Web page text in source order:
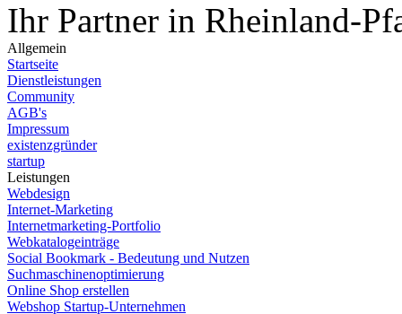
Ihr Partner in Rheinland-
Allgemein
Startseite
Dienstleistungen
Community
AGB's
Impressum
existenzgründer
startup
Leistungen
Webdesign
Internet-Marketing
Internetmarketing-Portfolio
Webkatalogeinträge
Social Bookmark - Bedeutung und Nutzen
Suchmaschinenoptimierung
Online Shop erstellen
Webshop Startup-Unternehmen